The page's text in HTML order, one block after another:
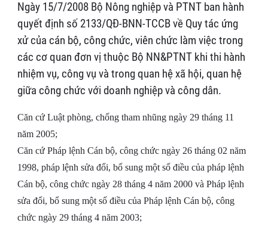
Ngày 15/7/2008 Bộ Nông nghiệp và PTNT ban hành
quyết định số 2133/QĐ-BNN-TCCB về Quy tác ứng
xử của cán bộ, công chức, viên chức làm việc trong
các cơ quan đơn vị thuộc Bộ NN&PTNT khi thi hành
nhiệm vụ, công vụ và trong quan hệ xã hội, quan hệ
giữa công chức với doanh nghiệp và công dân.
Căn cứ Luật phòng, chống tham nhũng ngày 29 tháng 11
năm 2005;
Căn cứ Pháp lệnh Cán bộ, công chức ngày 26 tháng 02 năm
1998, pháp lệnh sửa đổi, bổ sung một số điều của pháp lệnh
Cán bộ, công chức ngày 28 tháng 4 năm 2000 và Pháp lệnh
sửa đổi, bổ sung một số điều của Pháp lệnh Cán bộ, công
chức ngày 29 tháng 4 năm 2003;